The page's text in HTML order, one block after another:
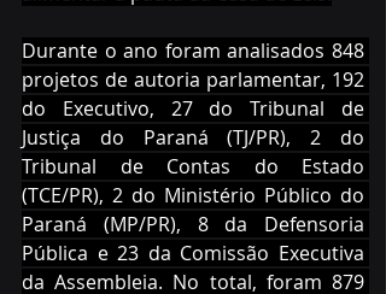
Durante o ano foram analisados 848
projetos de autoria parlamentar, 192
do Executivo, 27 do Tribunal de
Justiça do Paraná (TJ/PR), 2 do
Tribunal de Contas do Estado
(TCE/PR), 2 do Ministério Público do
Paraná (MP/PR), 8 da Defensoria
Pública e 23 da Comissão Executiva
da Assembleia. No total, foram 879